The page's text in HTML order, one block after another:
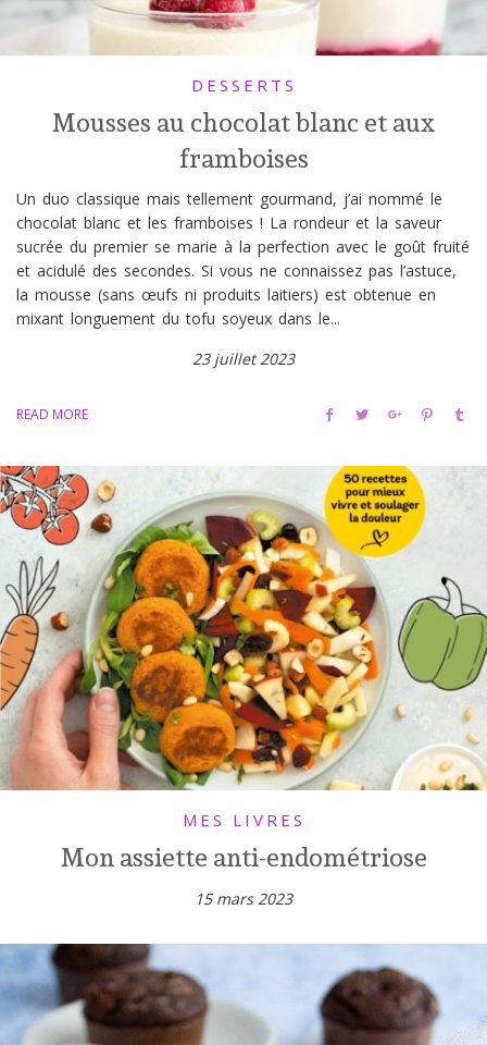
DESSERTS
Mousses au chocolat blanc et aux
framboises
Un duo classique mais tellement gourmand, j’ai nommé le
chocolat blanc et les framboises ! La rondeur et la saveur
sucrée du premier se marie à la perfection avec le goût fruité
et acidulé des secondes. Si vous ne connaissez pas l’astuce,
la mousse (sans œufs ni produits laitiers) est obtenue en
mixant longuement du tofu soyeux dans le...
23 juillet 2023
READ MORE
MES LIVRES
Mon assiette anti-endométriose
15 mars 2023